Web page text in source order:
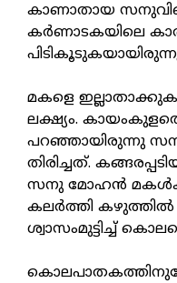
കാണാതായ
കര്‍ണാടകയിലെ
മകളെ
ലക്ഷ്യം.
പറഞ്ഞായിരുന്നു
തിരിച്ചത്.
സനു മോഹന്‍ മകള്‍ക്ക്
കലര്‍ത്തി കഴുത്തില്‍
ശ്വാസംമുട്ടിച്ച്